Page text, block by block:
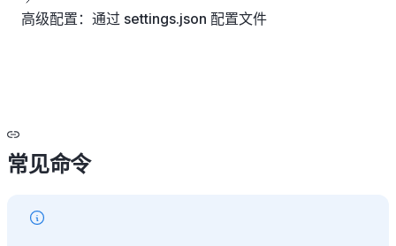
高级配置：通过 settings.json 配置文件
常见命令